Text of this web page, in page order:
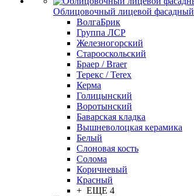
Облицовочный лицевой фасадный
ВолгаБрик
Группа ЛСР
Железногорский
Старооскольский
Браер / Braer
Терекс / Terex
Керма
Голицынский
Воротынский
Баварская кладка
Вышневолоцкая керамика
Белый
Слоновая кость
Солома
Коричневый
Красный
+ ЕЩЕ 4